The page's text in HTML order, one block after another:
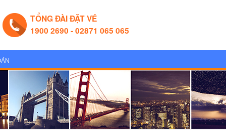
TỔNG ĐÀI ĐẶT VÉ
1900 2690 - 02871 065 065